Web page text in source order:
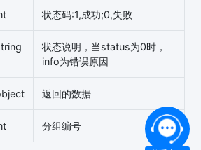
状态码:1,成功;0,失败
状态说明，当status为0时，
info为错误原因
返回的数据
分组编号